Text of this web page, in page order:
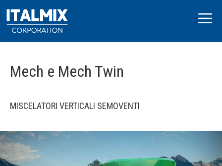
Mech e Mech Twin
MISCELATORI VERTICALI SEMOVENTI